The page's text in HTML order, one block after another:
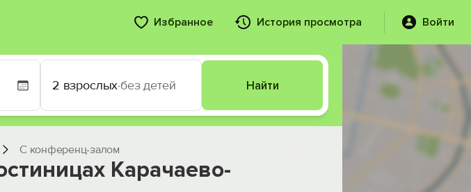
Избранное История просмотра Войти
2 взрослых·без детей Найти
С конференц-залом
Карачаево-